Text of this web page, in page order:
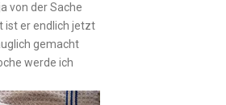
von der Sache
ist er endlich jetzt
gemacht
werde ich